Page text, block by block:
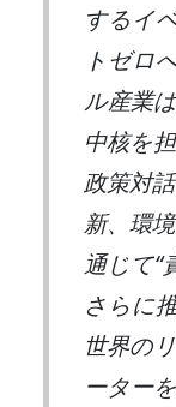
するイ
トゼロ
ル産業
中核を
政策対
新、環
通じて“
さらに
世界の
ーター